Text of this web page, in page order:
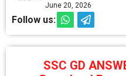
June 20, 2026
Follow us:
SSC GD